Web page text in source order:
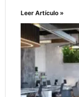
Leer Artículo »